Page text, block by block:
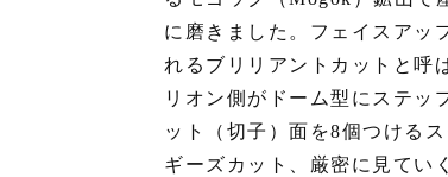
に磨きました。フェイスアッ
れるブリリアントカットと呼
リオン側がドーム型にステッ
ット（切子）面を8個つける
ギーズカット、厳密に見てい